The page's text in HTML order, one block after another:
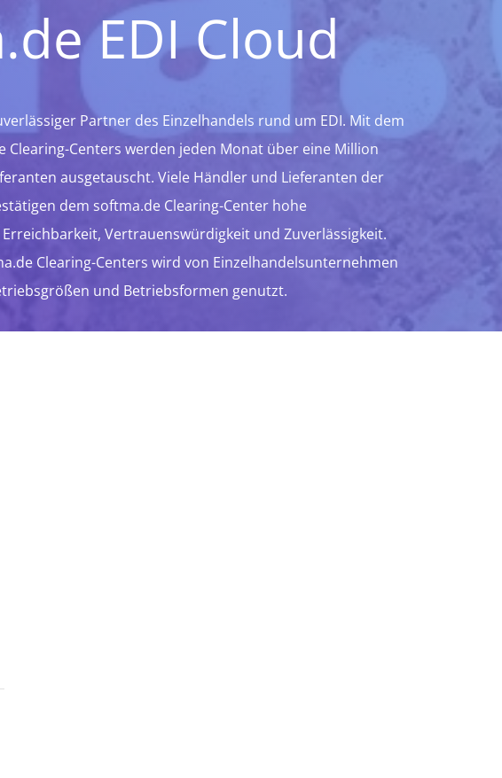
EDI Cloud
Partner des Einzelhandels rund um EDI. Mit dem
Clearing-Centers werden jeden Monat über eine Million
ausgetauscht. Viele Händler und Lieferanten der
dem softma.de Clearing-Center hohe
Vertrauenswürdigkeit und Zuverlässigkeit.
Clearing-Centers wird von Einzelhandelsunternehmen
und Betriebsformen genutzt.